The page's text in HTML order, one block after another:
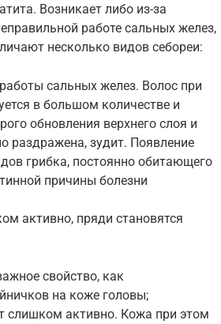
Возникает либо из-за
работе сальных желез,
несколько видов себореи:
сальных желез. Волос при
в большом количестве и
обновления верхнего слоя и
раздражена, зудит. Появление
грибка, постоянно обитающего
причины болезни
активно, пряди становятся
свойство, как
на коже головы;
слишком активно. Кожа при этом